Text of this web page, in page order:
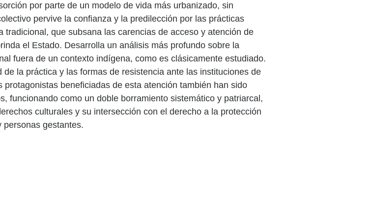
por parte de un modelo de vida más urbanizado, sin
pervive la confianza y la predilección por las prácticas
tradicional, que subsana las carencias de acceso y atención de
el Estado. Desarrolla un análisis más profundo sobre la
fuera de un contexto indígena, como es clásicamente estudiado.
de la práctica y las formas de resistencia ante las instituciones de
protagonistas beneficiadas de esta atención también han sido
funcionando como un doble borramiento sistemático y patriarcal,
culturales y su intersección con el derecho a la protección
personas gestantes.